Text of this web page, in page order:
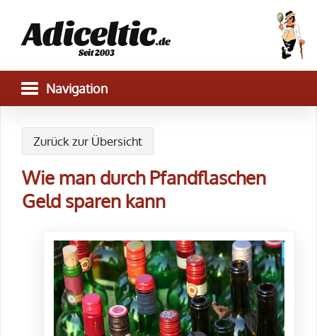
Adiceltic.de
Seit 2003
Zurück zur Übersicht
Wie man durch Pfandflaschen
Geld sparen kann